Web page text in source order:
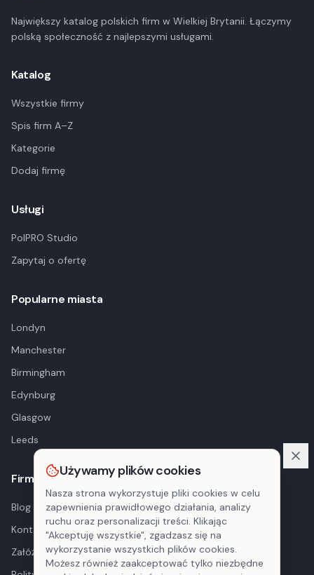
Największy katalog polskich firm w Wielkiej Brytanii. Łączymy
polską społeczność z najlepszymi usługami.
Katalog
Wszystkie firmy
Spis firm A–Z
Kategorie
Dodaj firmę
Usługi
PolPRO Studio
Zapytaj o ofertę
Popularne miasta
Londyn
Manchester
Birmingham
Edynburg
Glasgow
Leeds
Firma
Blog
Kontakt
Załóż konto
Używamy plików cookies
Nasza strona wykorzystuje pliki cookies w celu
zapewnienia prawidłowego działania, analizy
ruchu oraz personalizacji treści. Klikając
"Akceptuję wszystkie", zgadzasz się na
wykorzystanie wszystkich plików cookies.
Możesz również zaakceptować tylko niezbędne